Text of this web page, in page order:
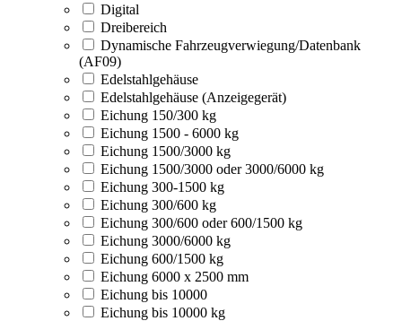
Digital
Dreibereich
Dynamische Fahrzeugverwiegung/Datenbank
(AF09)
Edelstahlgehäuse
Edelstahlgehäuse (Anzeigegerät)
Eichung 150/300 kg
Eichung 1500 - 6000 kg
Eichung 1500/3000 kg
Eichung 1500/3000 oder 3000/6000 kg
Eichung 300-1500 kg
Eichung 300/600 kg
Eichung 300/600 oder 600/1500 kg
Eichung 3000/6000 kg
Eichung 600/1500 kg
Eichung 6000 x 2500 mm
Eichung bis 10000
Eichung bis 10000 kg